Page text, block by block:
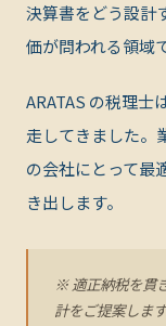
決算書をどう設
価が問われる領域
ARATAS の税理士
走してきました。
の会社にとって最
き出します。
※ 適正納税を貫
計をご提案します